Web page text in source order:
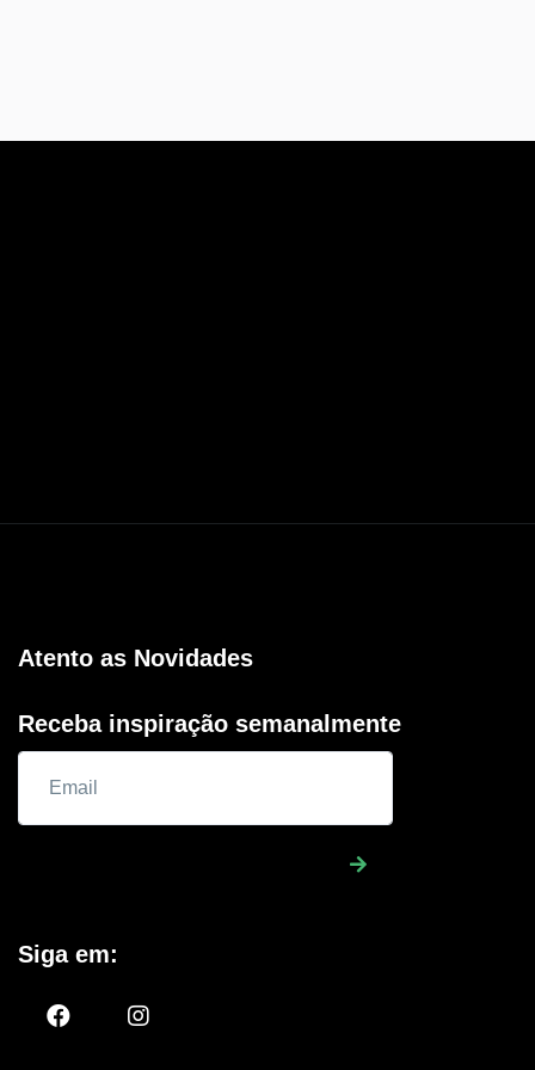
Atento as Novidades
Receba inspiração semanalmente
Siga em: